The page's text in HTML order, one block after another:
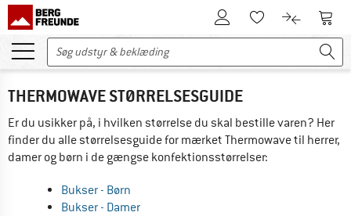
Til kundekontoenTil huskesedlen.
Til Til
THERMOWAVE STØRRELSESGUIDE
Er du usikker på, i hvilken størrelse du skal bestille varen? Her
finder du alle størrelsesguide for mærket Thermowave til herrer,
damer og børn i de gængse konfektionsstørrelser:
Bukser - Børn
Bukser - Damer